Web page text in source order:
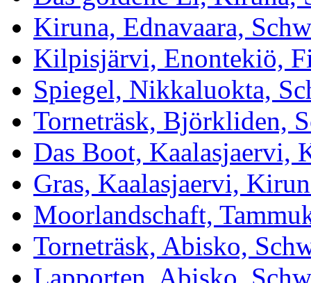
Kiruna, Ednavaara,
Kilpisjärvi, Enontekiö,
Spiegel, Nikkaluokta,
Torneträsk, Björkliden,
Das Boot, Kaalasjaervi,
Gras, Kaalasjaervi,
Moorlandschaft,
Torneträsk, Abisko,
Lapporten, Abisko,